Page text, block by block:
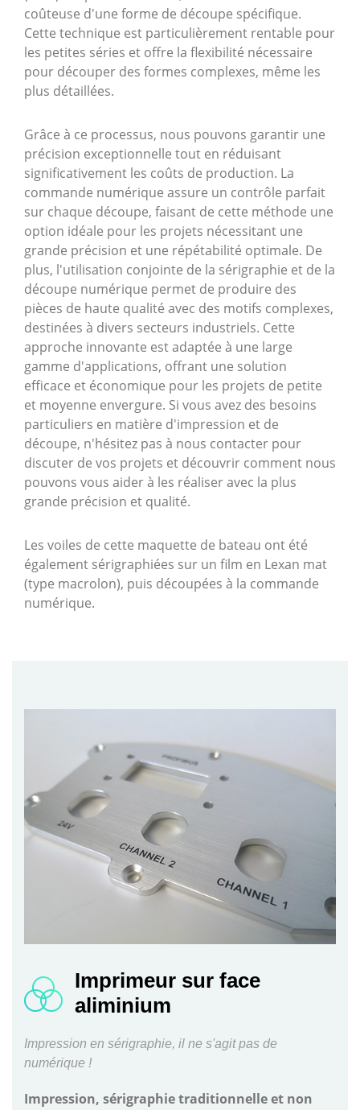
coûteuse d'une forme de découpe spécifique.
Cette technique est particulièrement rentable pour
les petites séries et offre la flexibilité nécessaire
pour découper des formes complexes, même les
plus détaillées.
Grâce à ce processus, nous pouvons garantir une
précision exceptionnelle tout en réduisant
significativement les coûts de production. La
commande numérique assure un contrôle parfait
sur chaque découpe, faisant de cette méthode une
option idéale pour les projets nécessitant une
grande précision et une répétabilité optimale. De
plus, l'utilisation conjointe de la sérigraphie et de la
découpe numérique permet de produire des
pièces de haute qualité avec des motifs complexes,
destinées à divers secteurs industriels. Cette
approche innovante est adaptée à une large
gamme d'applications, offrant une solution
efficace et économique pour les projets de petite
et moyenne envergure. Si vous avez des besoins
particuliers en matière d'impression et de
découpe, n'hésitez pas à nous contacter pour
discuter de vos projets et découvrir comment nous
pouvons vous aider à les réaliser avec la plus
grande précision et qualité.
Les voiles de cette maquette de bateau ont été
également sérigraphiées sur un film en Lexan mat
(type macrolon), puis découpées à la commande
numérique.
Imprimeur sur face
aliminium
Impression en sérigraphie, il ne s'agit pas de
numérique !
Impression, sérigraphie traditionnelle et non